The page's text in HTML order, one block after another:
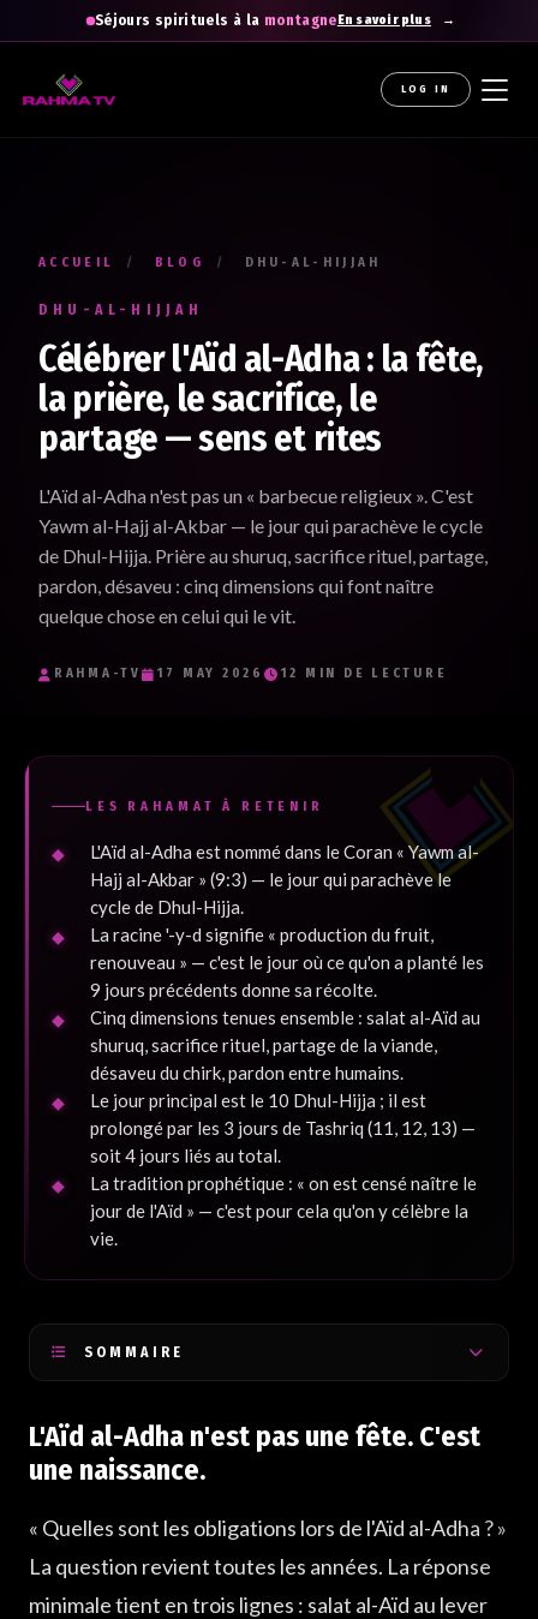
Séjours spirituels à la montagneEn savoir plus
LOG IN
ACCUEIL / BLOG / DHU-AL-HIJJAH
DHU-AL-HIJJAH
Célébrer l'Aïd al-Adha : la fête,
la prière, le sacrifice, le
partage — sens et rites
L'Aïd al-Adha n'est pas un « barbecue religieux ». C'est
Yawm al-Hajj al-Akbar — le jour qui parachève le cycle
de Dhul-Hijja. Prière au shuruq, sacrifice rituel, partage,
pardon, désaveu : cinq dimensions qui font naître
quelque chose en celui qui le vit.
RAHMA-TV 17 MAY 2026 12 MIN DE LECTURE
LES RAHAMAT À RETENIR
L'Aïd al-Adha est nommé dans le Coran « Yawm al-
Hajj al-Akbar » (9:3) — le jour qui parachève le
cycle de Dhul-Hijja.
La racine '-y-d signifie « production du fruit,
renouveau » — c'est le jour où ce qu'on a planté les
9 jours précédents donne sa récolte.
Cinq dimensions tenues ensemble : salat al-Aïd au
shuruq, sacrifice rituel, partage de la viande,
désaveu du chirk, pardon entre humains.
Le jour principal est le 10 Dhul-Hijja ; il est
prolongé par les 3 jours de Tashriq (11, 12, 13) —
soit 4 jours liés au total.
La tradition prophétique : « on est censé naître le
jour de l'Aïd » — c'est pour cela qu'on y célèbre la
vie.
SOMMAIRE
Yawm al-Hajj al-Akbar : pourquoi ce jour est nommé le plus
important
Les cinq dimensions du jour : prière, sacrifice, partage,
désaveu, pardon
1. La salat al-Aïd au shuruq
L'Aïd al-Adha n'est pas une fête. C'est
une naissance.
« Quelles sont les obligations lors de l'Aïd al-Adha ? »
La question revient toutes les années. La réponse
minimale tient en trois lignes : salat al-Aïd au lever
apprendre comprendreetcheminer
Votre prénom *
Votre adresse e-mail *
Renseignez votre adresse email. Ex. : abc@xyz.com
Je souhaite recevoir les e-mails inspirants de RaHma-TV et
j'accepte la politique de confidentialité.*